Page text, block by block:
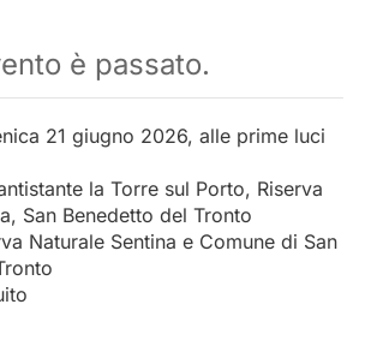
è passato.
21 giugno 2026, alle prime luci
la Torre sul Porto, Riserva
San Benedetto del Tronto
Naturale Sentina e Comune di San